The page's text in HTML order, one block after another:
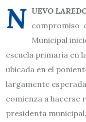
N UEVO
compromiso
Municipal
escuela primaria en
ubicada en el
largamente
comienza a hacerse
presidenta